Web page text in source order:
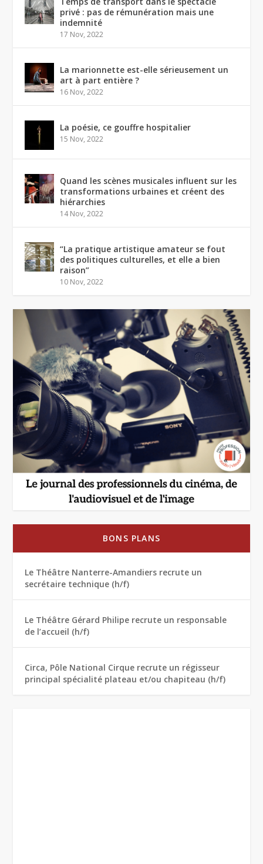
privé : pas de rémunération mais une
indemnité
17 Nov, 2022
La marionnette est-elle sérieusement un
art à part entière ?
16 Nov, 2022
La poésie, ce gouffre hospitalier
15 Nov, 2022
Quand les scènes musicales influent sur les
transformations urbaines et créent des
hiérarchies
14 Nov, 2022
“La pratique artistique amateur se fout
des politiques culturelles, et elle a bien
raison”
10 Nov, 2022
BONS PLANS
Le Théâtre Nanterre-Amandiers recrute un
secrétaire technique (h/f)
Le Théâtre Gérard Philipe recrute un responsable
de l’accueil (h/f)
Circa, Pôle National Cirque recrute un régisseur
principal spécialité plateau et/ou chapiteau (h/f)